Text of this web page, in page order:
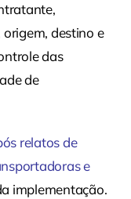
destino e
das
de
relatos de
e
implementação.